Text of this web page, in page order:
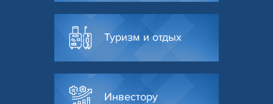
Туризм и отдых
Инвестору